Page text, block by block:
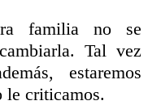
familia no se
Tal vez
estaremos
le criticamos.